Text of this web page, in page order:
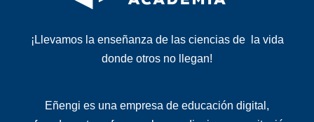
¡Llevamos la enseñanza de las ciencias de la vida
donde otros no llegan!
Eñengi es una empresa de educación digital ,